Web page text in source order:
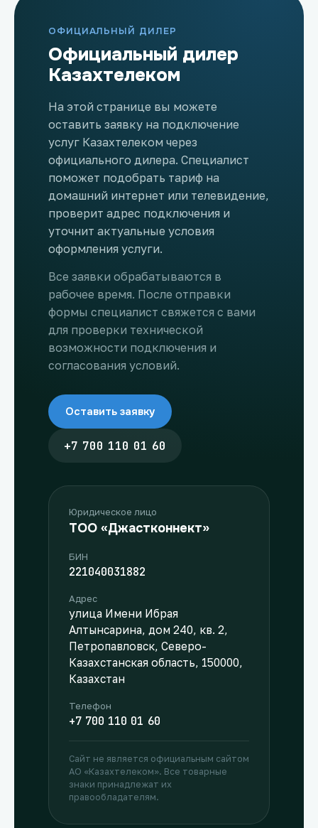
ОФИЦИАЛЬНЫЙ ДИЛЕР
Официальный дилер
Казахтелеком
На этой странице вы можете
оставить заявку на подключение
услуг Казахтелеком через
официального дилера. Специалист
поможет подобрать тариф на
домашний интернет или телевидение,
проверит адрес подключения и
уточнит актуальные условия
оформления услуги.
Все заявки обрабатываются в
рабочее время. После отправки
формы специалист свяжется с вами
для проверки технической
возможности подключения и
согласования условий.
Оставить заявку
+7 700 110 01 60
Юридическое лицо
ТОО «Джастконнект»
БИН
221040031882
Адрес
улица Имени Ибрая
Алтынсарина, дом 240, кв. 2,
Петропавловск, Северо-
Казахстанская область, 150000,
Казахстан
Телефон
+7 700 110 01 60
Сайт не является официальным сайтом
АО «Казахтелеком». Все товарные
знаки принадлежат их
правообладателям.